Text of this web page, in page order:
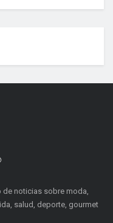
noticias sobre moda,
salud, deporte, gourmet